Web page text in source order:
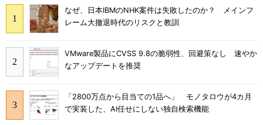
なぜ、日本IBMのNHK案件は失敗したのか？ メインフ
レーム大撤退時代のリスクと教訓
VMware製品にCVSS 9.8の脆弱性、回避策なし 速やか
なアップデートを推奨
「2800万点から目当ての1品へ」 モノタロウが4カ月
で実装した、AI任せにしない独自検索機能